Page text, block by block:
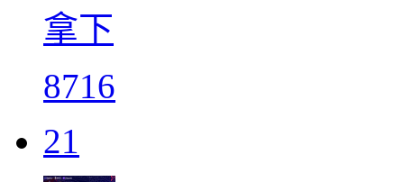
拿下
8716
21